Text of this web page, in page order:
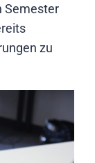
Semester
zu